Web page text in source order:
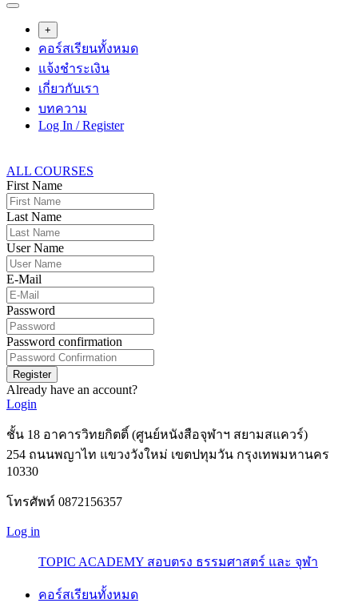
+
คอร์สเรียนทั้งหมด
แจ้งชำระเงิน
เกี่ยวกับเรา
บทความ
Log In / Register
ALL COURSES
First Name
Last Name
User Name
E-Mail
Password
Password confirmation
Register
Already have an account?
Login
ชั้น 18 อาคารวิทยกิตติ์ (ศูนย์หนังสือจุฬาฯ สยามสแควร์)
254 ถนนพญาไท แขวงวังใหม่ เขตปทุมวัน กรุงเทพมหานคร
10330
โทรศัพท์ 0872156357
Log in
TOPIC ACADEMY สอบตรง ธรรมศาสตร์ และ จุฬา
คอร์สเรียนทั้งหมด